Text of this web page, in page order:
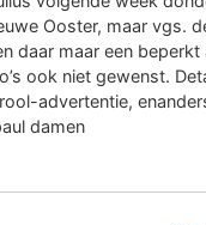
Ooster, maar vgs.
daar maar een beperkt
ook niet gewenst.
advertentie,
damen